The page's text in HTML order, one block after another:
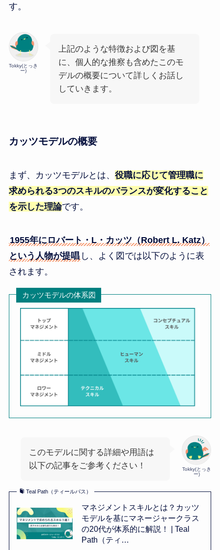
す。
Tokky(とっき
ー)
上記のような特徴および図を基
に、個人的な推察も含めたこのモ
デルの概要について詳しくお話し
していきます。
カッツモデルの概要
まず、カッツモデルとは、 役職に応じて管理職に
求められる3つのスキルのバランスが変化すること
を示した理論です。
1955年にロバート・L・カッツ（Robert L. Katz）
という人物が提唱 し、よく図では以下のように表
されます。
カッツモデルの体系図
Tokky(とっき
ー)
このモデルに関する詳細や用語は
以下の記事をご参考ください！
Teal Path（ティールパス）
マネジメントスキルとは？カッツ
モデルを基にマネージャークラス
の20代が体系的に解説！ | Teal
Path（ティ…